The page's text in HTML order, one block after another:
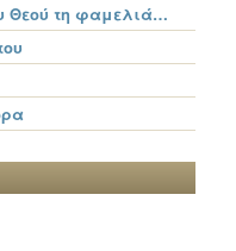
Θεού τη φαμελιά…